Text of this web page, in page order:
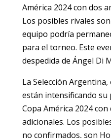
América 2024 con dos
Los posibles rivales
equipo podría
para el torneo. Este
despedida de Ángel Di
La Selección
están intensificando
Copa América 2024
adicionales. Los
no confirmados, son